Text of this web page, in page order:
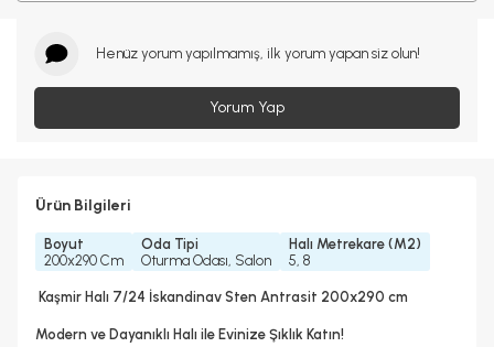
Henüz yorum yapılmamış, ilk yorum yapan siz olun!
Yorum Yap
Ürün Bilgileri
Boyut
200x290 Cm
Oda Tipi
Oturma Odası, Salon
Halı Metrekare (M2)
5, 8
Kaşmir Halı 7/24 İskandinav Sten Antrasit 200x290 cm
Modern ve Dayanıklı Halı ile Evinize Şıklık Katın!